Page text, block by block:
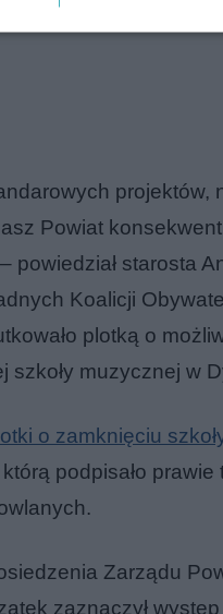
Powiat
powiedział starosta
Koalicji
plotką o
muzycznej w
o zamknięciu
podpisało
Zarządu
zaznaczył